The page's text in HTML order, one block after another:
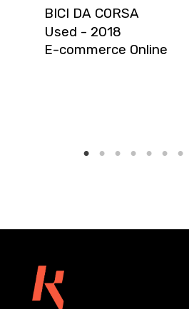
BICI DA CORSA
Used - 2018
E-commerce Online